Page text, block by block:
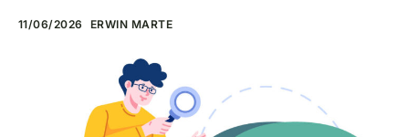
11/06/2026 ERWIN MARTE